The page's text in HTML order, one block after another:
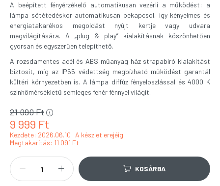
A beépített fényérzékelő automatikusan vezérli a működést: a
lámpa sötétedéskor automatikusan bekapcsol, így kényelmes és
energiatakarékos megoldást nyújt kertje vagy udvara
megvilágítására. A „plug & play” kialakításnak köszönhetően
gyorsan és egyszerűen telepíthető.
A rozsdamentes acél és ABS műanyag ház strapabíró kialakítást
biztosít, míg az IP65 védettség megbízható működést garantál
kültéri környezetben is. A lámpa diffúz fényeloszlással és 4000 K
színhőmérsékletű semleges fehér fénnyel világít.
9 999 Ft
21 090Ft
Kezdete: 2026.06.10
A készlet erejéig
Megtakarítás 11 091 Ft
KOSÁRBA